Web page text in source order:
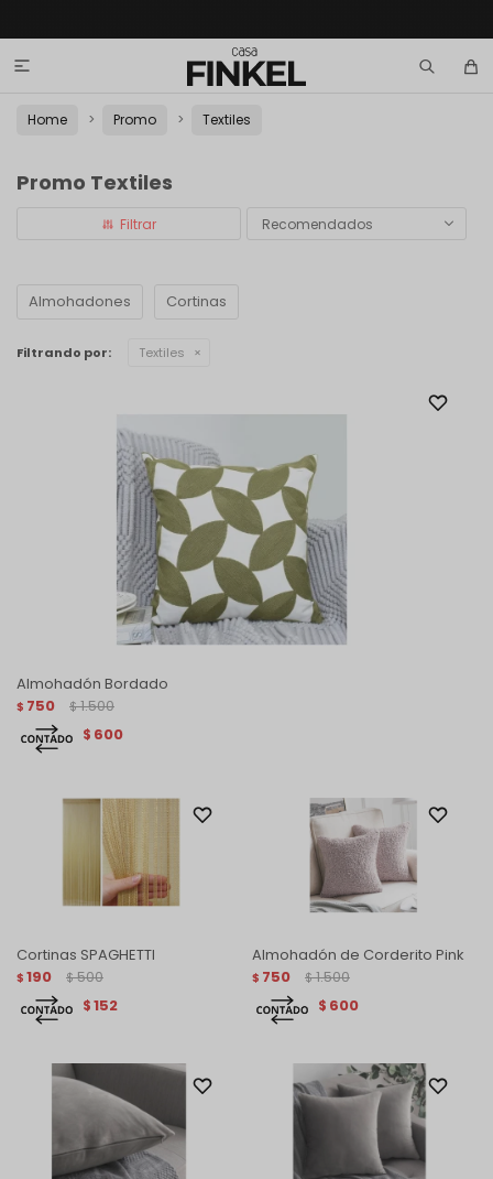

Home Promo Textiles
Promo Textiles
Recomendados
Almohadones Cortinas
Filtrando por: Textiles
Almohadón Bordado
$ 750 $ 1.500
$ 600
Cortinas SPAGHETTI
$ 190 $ 500
$152
Almohadón de Corderito Pink
$ 750 $ 1.500
$ 600